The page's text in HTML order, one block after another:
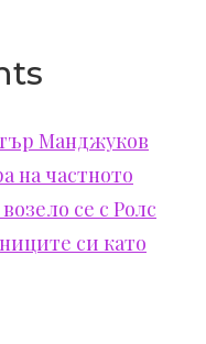
Манджуков
на частното
се с Ролс
си като